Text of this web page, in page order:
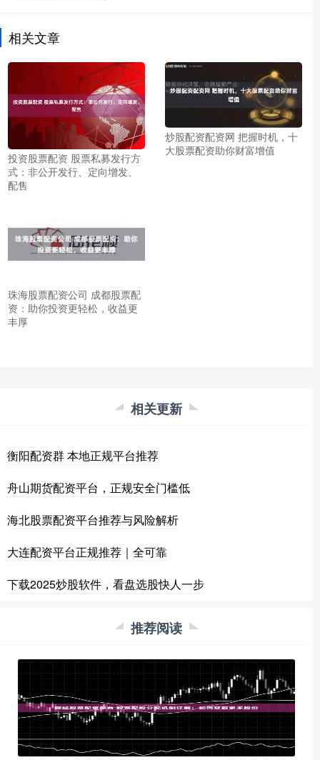
相关文章
投资股票配资 股票私募发行方
式：非公开发行、定向增发、
配售
炒股配资配资网 把握时机，十
大股票配资助你财富增值
珠海股票配资公司 成都股票配
资：助你投资更轻松，收益更
丰厚
相关更新
衡阳配资群 本地正规平台推荐
舟山期货配资平台，正规安全门槛低
海北股票配资平台推荐与风险解析
大连配资平台正规推荐｜全可靠
下载2025炒股软件，看盘选股快人一步
推荐阅读